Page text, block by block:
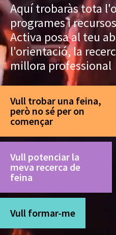
Aquí trobaràs tota
programes i
Activa posa al teu
l'orientació, la
millora professional
Vull trobar una feina,
però no sé per on
començar
Vull potenciar la
meva recerca de
feina
Vull formar-me